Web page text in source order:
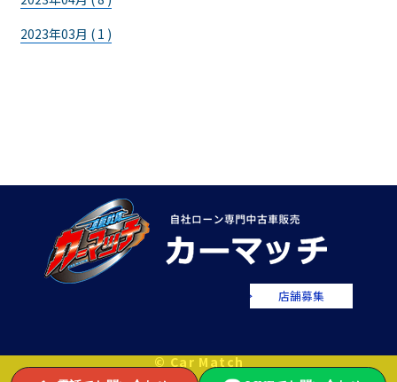
2023年03月 ( 1 )
店舗募集
© Car Match